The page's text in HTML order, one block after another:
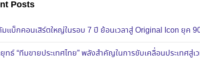
Posts
มแบ็กคอนเสิร์ตใหญ่ในรอบ 7 ปี ย้อนเวลาสู่ Original Icon ยุค
ทธ์ “ทีมขายประเทศไทย” พลังสำคัญในการขับเคลื่อนประเทศสู่เ